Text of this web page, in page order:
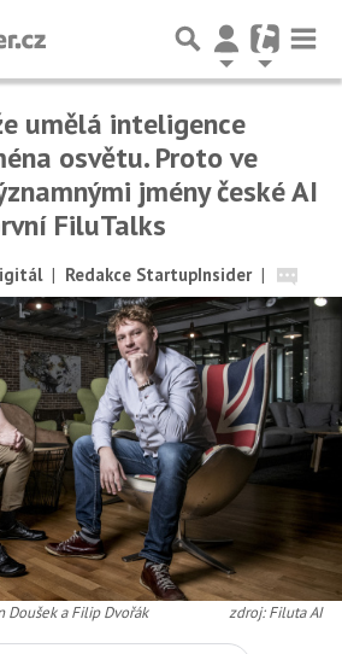
umělá inteligence
osvětu. Proto ve
jmény české AI
FiluTalks
| Redakce StartupInsider |
a Filip Dvořák zdroj: Filuta AI